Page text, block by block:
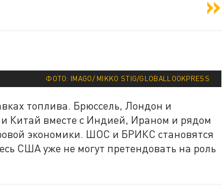
ФОТО: IMAGO/ MIKKO STIG/GLOBALLOOKPRESS
топлива. Брюссель, Лондон и
Китай вместе с Индией, Ираном и рядом
экономики. ШОС и БРИКС становятся
США уже не могут претендовать на роль